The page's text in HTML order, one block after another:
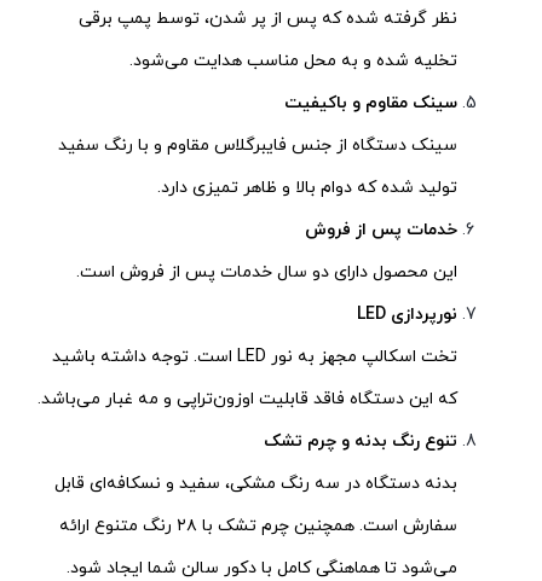
نظر گرفته شده که پس از پر شدن، توسط پمپ برقی
تخلیه شده و به محل مناسب هدایت می‌شود.
سینک مقاوم و باکیفیت
سینک دستگاه از جنس فایبرگلاس مقاوم و با رنگ سفید
تولید شده که دوام بالا و ظاهر تمیزی دارد.
خدمات پس از فروش
این محصول دارای دو سال خدمات پس از فروش است.
نورپردازی LED
تخت اسکالپ مجهز به نور LED است. توجه داشته باشید
که این دستگاه فاقد قابلیت اوزون‌تراپی و مه غبار می‌باشد.
تنوع رنگ بدنه و چرم تشک
بدنه دستگاه در سه رنگ مشکی، سفید و نسکافه‌ای قابل
سفارش است. همچنین چرم تشک با ۲۸ رنگ متنوع ارائه
می‌شود تا هماهنگی کامل با دکور سالن شما ایجاد شود.